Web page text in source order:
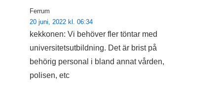
Ferrum
20 juni, 2022 kl. 06:34
kekkonen: Vi behöver fler töntar med
universitetsutbildning. Det är brist på
behörig personal i bland annat vården,
polisen, etc